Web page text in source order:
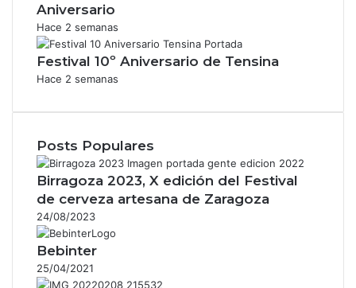
Aniversario
Hace 2 semanas
Festival 10º Aniversario de Tensina
Hace 2 semanas
Posts Populares
Birragoza 2023, X edición del Festival
de cerveza artesana de Zaragoza
24/08/2023
Bebinter
25/04/2021